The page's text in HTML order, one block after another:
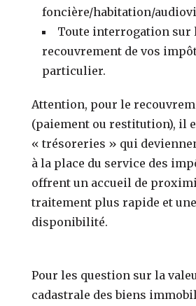
foncière/habitation/
Toute interrogation sur
recouvrement de vos
particulier.
Attention, pour le
(paiement ou restitution), il
« trésoreries » qui
à la place du service des
offrent un accueil de
traitement plus rapide et
disponibilité.
Pour les question sur la
cadastrale des biens